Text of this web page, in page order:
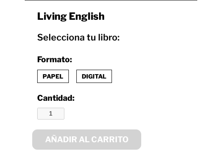
Living English
Selecciona tu libro:
Formato:
PAPEL DIGITAL
Cantidad:
AÑADIR AL CARRITO